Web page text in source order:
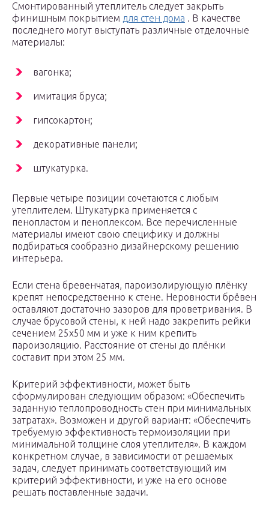
Смонтированный утеплитель следует закрыть
финишным покрытием для стен дома . В качестве
последнего могут выступать различные отделочные
материалы:
вагонка;
имитация бруса;
гипсокартон;
декоративные панели;
штукатурка.
Первые четыре позиции сочетаются с любым
утеплителем. Штукатурка применяется с
пенопластом и пеноплексом. Все перечисленные
материалы имеют свою специфику и должны
подбираться сообразно дизайнерскому решению
интерьера.
Если стена бревенчатая, пароизолирующую плёнку
крепят непосредственно к стене. Неровности брёвен
оставляют достаточно зазоров для проветривания. В
случае брусовой стены, к ней надо закрепить рейки
сечением 25х50 мм и уже к ним крепить
пароизоляцию. Расстояние от стены до плёнки
составит при этом 25 мм.
Критерий эффективности, может быть
сформулирован следующим образом: «Обеспечить
заданную теплопроводность стен при минимальных
затратах». Возможен и другой вариант: «Обеспечить
требуемую эффективность термоизоляции при
минимальной толщине слоя утеплителя». В каждом
конкретном случае, в зависимости от решаемых
задач, следует принимать соответствующий им
критерий эффективности, и уже на его основе
решать поставленные задачи.